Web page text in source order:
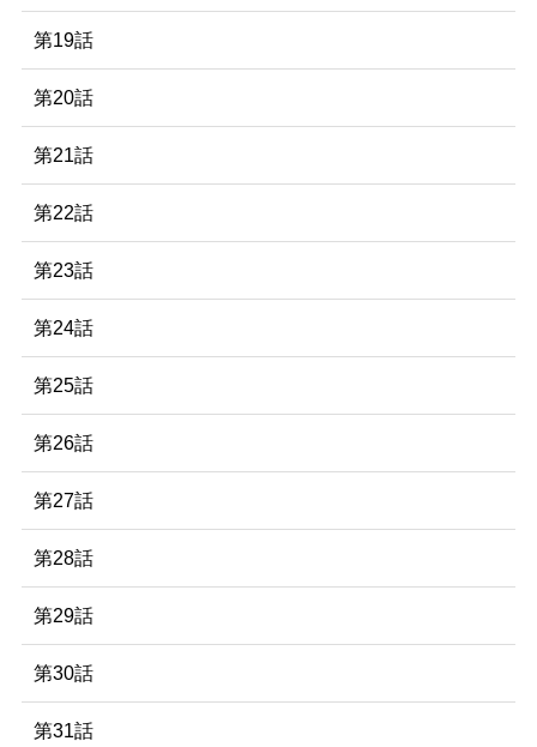
第19話
第20話
第21話
第22話
第23話
第24話
第25話
第26話
第27話
第28話
第29話
第30話
第31話